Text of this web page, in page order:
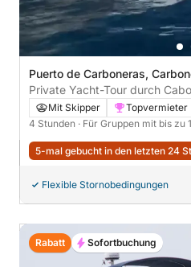
Puerto de Carboneras,
Private Yacht-Tour durch
Mit Skipper Topvermieter
4 Stunden · Für Gruppen mit bis zu
5-mal gebucht in den letzten 24
Flexible Stornobedingungen
Rabatt Sofortbuchung